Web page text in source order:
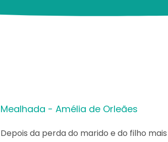
Mealhada - Amélia de Orleães
Depois da perda do marido e do filho